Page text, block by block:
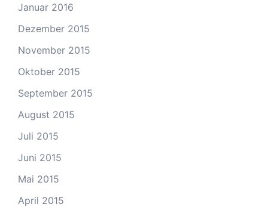
Januar 2016
Dezember 2015
November 2015
Oktober 2015
September 2015
August 2015
Juli 2015
Juni 2015
Mai 2015
April 2015